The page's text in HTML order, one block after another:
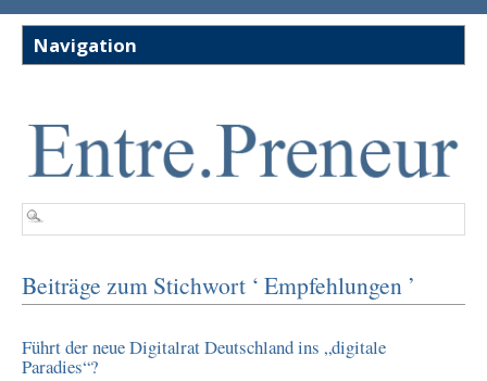
Beiträge zum Stichwort ‘ Empfehlungen ’
Führt der neue Digitalrat Deutschland ins „digitale
Paradies“?